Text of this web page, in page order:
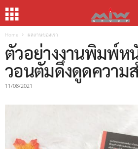
Home ผลงานของเรา
ตัวอย่างงานพิมพ์ห
วอนตัมดึงดูดความส
11/08/2021